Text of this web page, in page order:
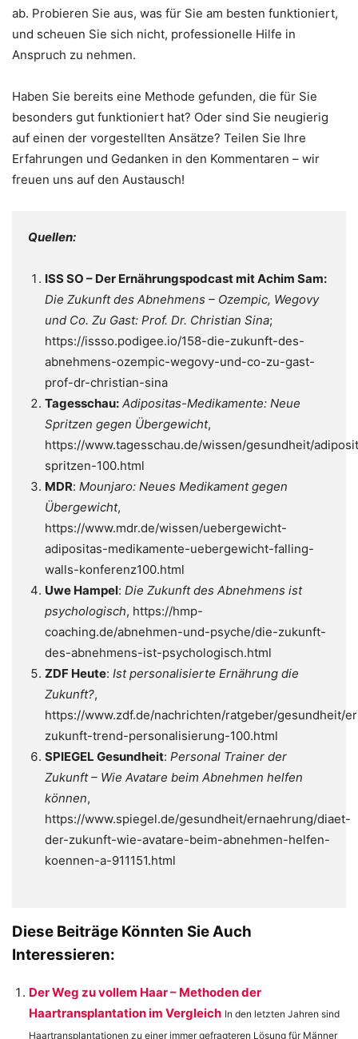
ab. Probieren Sie aus, was für Sie am besten funktioniert,
und scheuen Sie sich nicht, professionelle Hilfe in
Anspruch zu nehmen.
Haben Sie bereits eine Methode gefunden, die für Sie
besonders gut funktioniert hat? Oder sind Sie neugierig
auf einen der vorgestellten Ansätze? Teilen Sie Ihre
Erfahrungen und Gedanken in den Kommentaren – wir
freuen uns auf den Austausch!
Quellen:
ISS SO – Der Ernährungspodcast mit Achim Sam:
Die Zukunft des Abnehmens – Ozempic, Wegovy
und Co. Zu Gast: Prof. Dr. Christian Sina;
https://issso.podigee.io/158-die-zukunft-des-
abnehmens-ozempic-wegovy-und-co-zu-gast-
prof-dr-christian-sina
Tagesschau: Adipositas-Medikamente: Neue
Spritzen gegen Übergewicht,
https://www.tagesschau.de/wissen/gesundheit/
spritzen-100.html
MDR: Mounjaro: Neues Medikament gegen
Übergewicht,
https://www.mdr.de/wissen/uebergewicht-
adipositas-medikamente-uebergewicht-falling-
walls-konferenz100.html
Uwe Hampel: Die Zukunft des Abnehmens ist
psychologisch, https://hmp-
coaching.de/abnehmen-und-psyche/die-zukunft-
des-abnehmens-ist-psychologisch.html
ZDF Heute: Ist personalisierte Ernährung die
Zukunft?,
https://www.zdf.de/nachrichten/ratgeber/gesundheit/
zukunft-trend-personalisierung-100.html
SPIEGEL Gesundheit: Personal Trainer der
Zukunft – Wie Avatare beim Abnehmen helfen
können,
https://www.spiegel.de/gesundheit/ernaehrung/diaet-
der-zukunft-wie-avatare-beim-abnehmen-helfen-
koennen-a-911151.html
Diese Beiträge Könnten Sie Auch
Interessieren:
Der Weg zu vollem Haar – Methoden der
Haartransplantation im Vergleich In den letzten Jahren sind
Haartransplantationen zu einer immer gefragteren Lösung für Männer